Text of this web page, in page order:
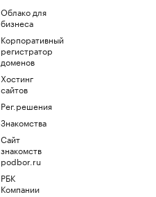
Облако для
бизнеса
Корпоративный
регистратор
доменов
Хостинг
сайтов
Рег.решения
Знакомства
Сайт
знакомств
podbor.ru
РБК
Компании